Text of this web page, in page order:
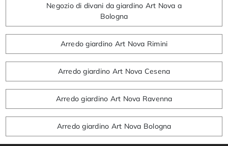
Negozio di divani da giardino Art Nova a
Bologna
Arredo giardino Art Nova Rimini
Arredo giardino Art Nova Cesena
Arredo giardino Art Nova Ravenna
Arredo giardino Art Nova Bologna